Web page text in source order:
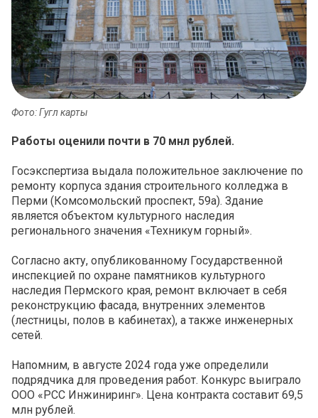
Фото: Гугл карты
Работы оценили почти в 70 мнл рублей.
Госэкспертиза выдала положительное заключение по
ремонту корпуса здания строительного колледжа в
Перми (Комсомольский проспект, 59а). Здание
является объектом культурного наследия
регионального значения «Техникум горный».
Согласно акту, опубликованному Государственной
инспекцией по охране памятников культурного
наследия Пермского края, ремонт включает в себя
реконструкцию фасада, внутренних элементов
(лестницы, полов в кабинетах), а также инженерных
сетей.
Напомним, в августе 2024 года уже определили
подрядчика для проведения работ. Конкурс выиграло
ООО «РСС Инжиниринг». Цена контракта составит 69,5
млн рублей.